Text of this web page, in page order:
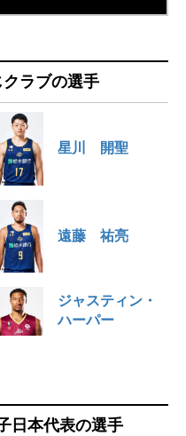
ラブの選手
星川 開聖
遠藤 祐亮
ジャスティン・
ハーパー
日本代表の選手